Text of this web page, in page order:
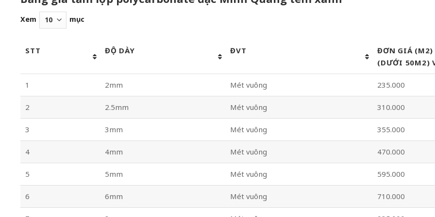
Xem mục
STT ĐỘ DÀY ĐVT
ĐƠN GIÁ (M2)
(DƯỚI 50M2)
1 2mm Mét vuông 235.000
2 2.5mm Mét vuông 310.000
3 3mm Mét vuông 355.000
4 4mm Mét vuông 470.000
5 5mm Mét vuông 595.000
6 6mm Mét vuông 710.000